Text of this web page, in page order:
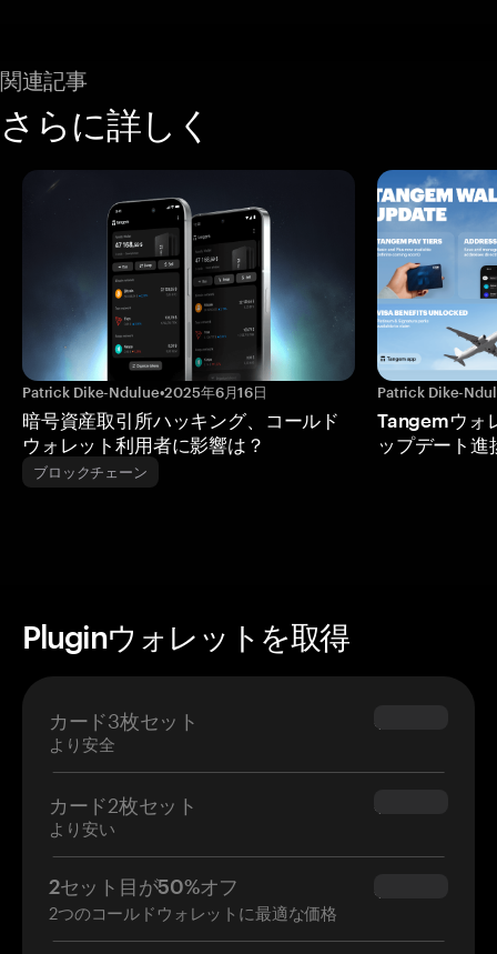
関連記事
さらに詳しく
Patrick Dike-Ndulue•2025年6月16日
暗号資産取引所ハッキング、コールド
ウォレット利用者に影響は？
ブロックチェーン
Patrick Dike-
Tangemウォ
ップデート進
Pluginウォレットを取得
カード3枚セット
より安全
$69.90
カード2枚セット
より安い
$54.90
2セット目が50%オフ
2つのコールドウォレットに最適な価格
$34.95